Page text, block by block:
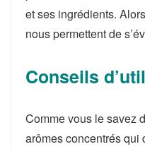
et ses ingrédients.
nous permettent de
Conseils
Comme vous le savez
arômes concentrés qui